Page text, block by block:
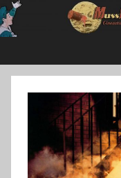
Zum
Inhalt